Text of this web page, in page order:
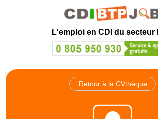
L'emploi en CDI du secteur
Retour à la CVthèque